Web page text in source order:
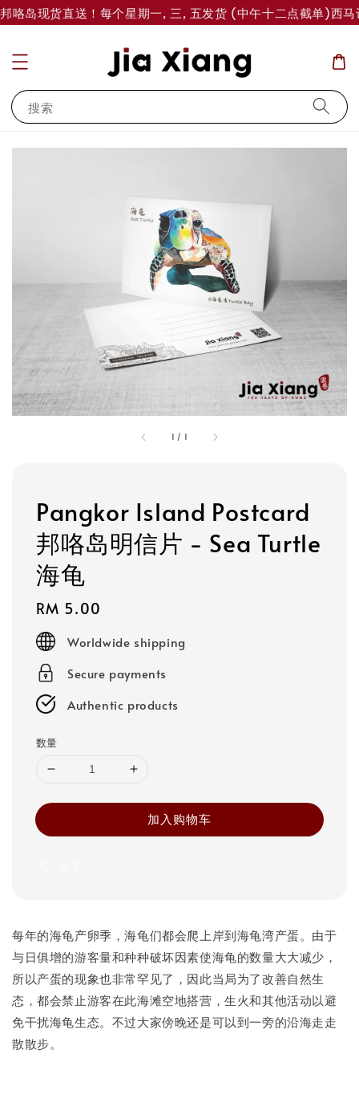
岛现货直送！每个星期一, 三, 五发货 (中午十二点截单)西马
搜索
1 / 1
Pangkor Island Postcard
邦咯岛明信片 - Sea Turtle
海龟
Regular
price
RM 5.00
Worldwide shipping
Secure payments
Authentic products
数量
加入购物车
每年的海龟产卵季，海龟们都会爬上岸到海龟湾产蛋。由于
与日俱增的游客量和种种破坏因素使海龟的数量大大减少，
所以产蛋的现象也非常罕见了，因此当局为了改善自然生
态，都会禁止游客在此海滩空地搭营，生火和其他活动以避
免干扰海龟生态。不过大家傍晚还是可以到一旁的沿海走走
散散步。